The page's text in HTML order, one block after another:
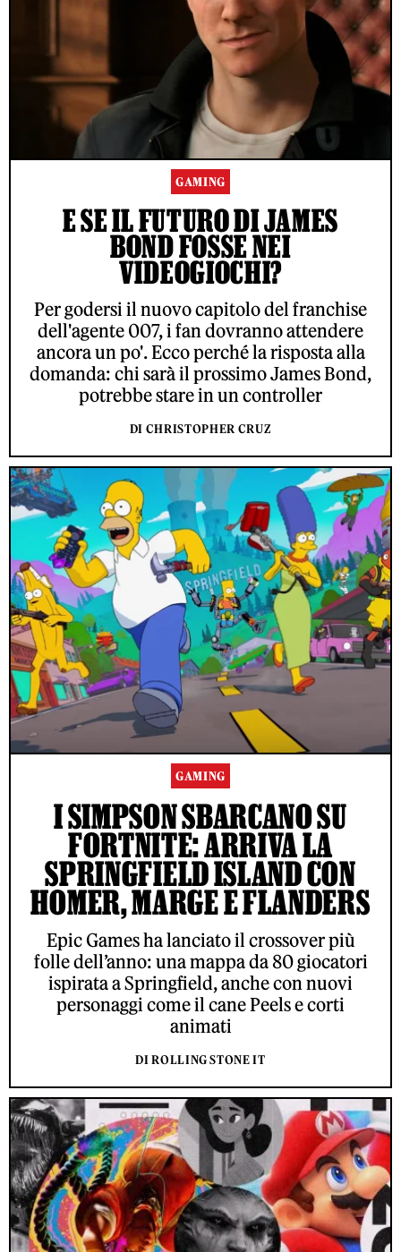
GAMING
E SE IL FUTURO DI JAMES
BOND FOSSE NEI
VIDEOGIOCHI?
Per godersi il nuovo capitolo del franchise
dell'agente 007, i fan dovranno attendere
ancora un po'. Ecco perché la risposta alla
domanda: chi sarà il prossimo James Bond,
potrebbe stare in un controller
DI CHRISTOPHER CRUZ
GAMING
I SIMPSON SBARCANO SU
FORTNITE: ARRIVA LA
SPRINGFIELD ISLAND CON
HOMER, MARGE E FLANDERS
Epic Games ha lanciato il crossover più
folle dell’anno: una mappa da 80 giocatori
ispirata a Springfield, anche con nuovi
personaggi come il cane Peels e corti
animati
DI ROLLING STONE IT